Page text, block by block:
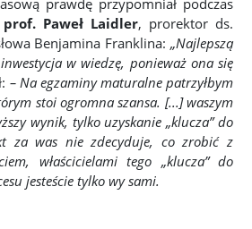
prof. Paweł Laidler, prorektor ds.
Benjamina Franklina: „Najlepszą
w wiedzę, ponieważ ona się
– Na egzaminy maturalne patrzyłbym
stoi ogromna szansa. [...] waszym
wynik, tylko uzyskanie „klucza” do
za was nie zdecyduje, co zrobić z
właścicielami tego „klucza” do
jesteście tylko wy sami.